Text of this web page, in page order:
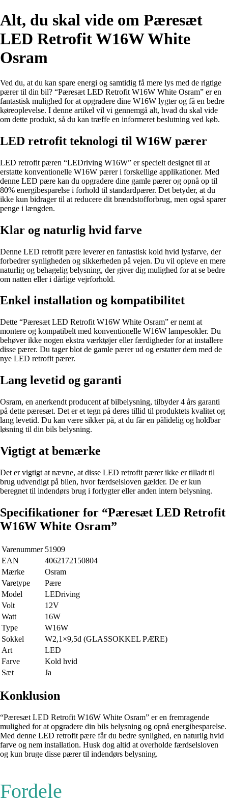
Alt, du skal vide om Pæresæt
LED Retrofit W16W White
Osram
Ved du, at du kan spare energi og samtidig få mere lys med de rigtige
pærer til din bil? “Pæresæt LED Retrofit W16W White Osram” er en
fantastisk mulighed for at opgradere dine W16W lygter og få en bedre
køreoplevelse. I denne artikel vil vi gennemgå alt, hvad du skal vide
om dette produkt, så du kan træffe en informeret beslutning ved køb.
LED retrofit teknologi til W16W pærer
LED retrofit pæren “LEDriving W16W” er specielt designet til at
erstatte konventionelle W16W pærer i forskellige applikationer. Med
denne LED pære kan du opgradere dine gamle pærer og opnå op til
80% energibesparelse i forhold til standardpærer. Det betyder, at du
ikke kun bidrager til at reducere dit brændstofforbrug, men også sparer
penge i længden.
Klar og naturlig hvid farve
Denne LED retrofit pære leverer en fantastisk kold hvid lysfarve, der
forbedrer synligheden og sikkerheden på vejen. Du vil opleve en mere
naturlig og behagelig belysning, der giver dig mulighed for at se bedre
om natten eller i dårlige vejrforhold.
Enkel installation og kompatibilitet
Dette “Pæresæt LED Retrofit W16W White Osram” er nemt at
montere og kompatibelt med konventionelle W16W lampesokler. Du
behøver ikke nogen ekstra værktøjer eller færdigheder for at installere
disse pærer. Du tager blot de gamle pærer ud og erstatter dem med de
nye LED retrofit pærer.
Lang levetid og garanti
Osram, en anerkendt producent af bilbelysning, tilbyder 4 års garanti
på dette pæresæt. Det er et tegn på deres tillid til produktets kvalitet og
lang levetid. Du kan være sikker på, at du får en pålidelig og holdbar
løsning til din bils belysning.
Vigtigt at bemærke
Det er vigtigt at nævne, at disse LED retrofit pærer ikke er tilladt til
brug udvendigt på bilen, hvor færdselsloven gælder. De er kun
beregnet til indendørs brug i forlygter eller anden intern belysning.
Specifikationer for “Pæresæt LED Retrofit
W16W White Osram”
Varenummer 51909
EAN
4062172150804
Mærke
Osram
Varetype
Pære
Model
LEDriving
Volt
12V
Watt
16W
Type
W16W
Sokkel
W2,1×9,5d (GLASSOKKEL PÆRE)
Art
LED
Farve
Kold hvid
Sæt
Ja
Konklusion
“Pæresæt LED Retrofit W16W White Osram” er en fremragende
mulighed for at opgradere din bils belysning og opnå energibesparelse.
Med denne LED retrofit pære får du bedre synlighed, en naturlig hvid
farve og nem installation. Husk dog altid at overholde færdselsloven
og kun bruge disse pærer til indendørs belysning.
Fordele